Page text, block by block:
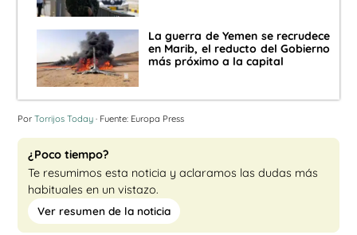
La guerra de Yemen se recrudece
en Marib, el reducto del Gobierno
más próximo a la capital
Por Torrijos Today · Fuente: Europa Press
¿Poco tiempo?
Te resumimos esta noticia y aclaramos las dudas más
habituales en un vistazo.
Ver resumen de la noticia